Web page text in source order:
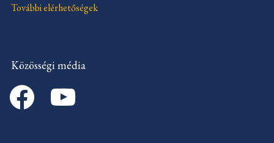
További elérhetőségek
Közösségi média
facebook youtube